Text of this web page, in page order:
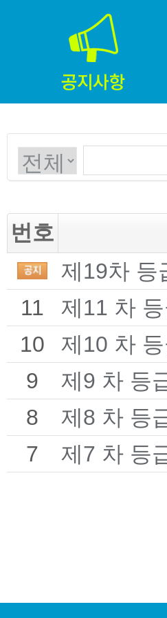
번호
제19차 등
11
제11 차
10
제10 차
9
제9 차 등
8
제8 차 등
7
제7 차 등